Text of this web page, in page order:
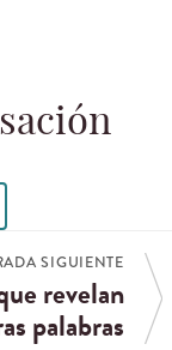
SIGUIENTE
revelan
palabras